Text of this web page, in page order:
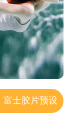
富士胶片预设